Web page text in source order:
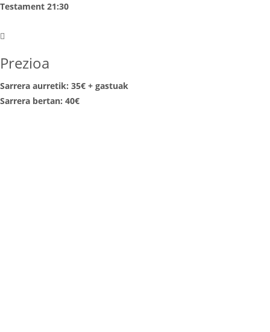
Testament 21:30
Prezioa
Sarrera aurretik: 35€ + gastuak
Sarrera bertan: 40€